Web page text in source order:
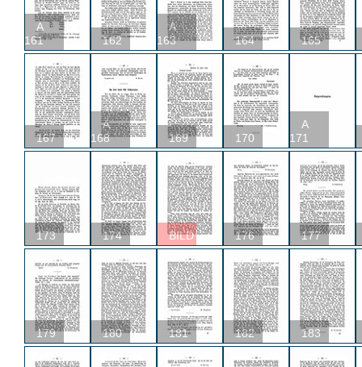
A
161
162
A
163
164 165
167
A
168
169 170
A
171
173 174 BILD 176 177
179 180 181 182 183